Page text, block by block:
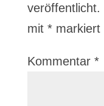
veröffentlicht.
mit *markiert
Kommentar *